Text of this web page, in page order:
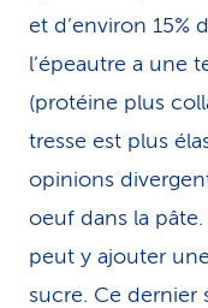
et d’environ 15%
l’épeautre a une
(protéine plus
tresse est plus
opinions
oeuf dans la
peut y ajouter
sucre. Ce dernier